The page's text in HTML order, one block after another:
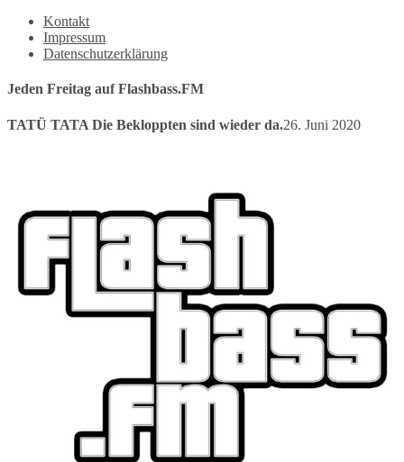
Kontakt
Impressum
Datenschutzerklärung
Jeden Freitag auf Flashbass.FM
TATÜ TATA Die Bekloppten sind wieder da.26. Juni 2020